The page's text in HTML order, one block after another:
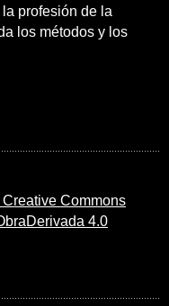
profesión de la
los métodos y los
Creative Commons
4.0